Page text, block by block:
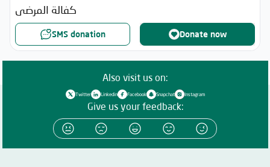
كفالة المرضى
SMS donation Donate now
Also visit us on:
Twitter Linkedin Facebook Snapchat Instagram
Give us your feedback: